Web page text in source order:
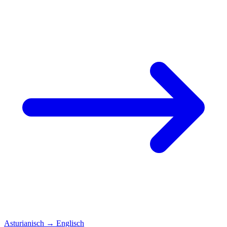
Asturianisch → Englisch